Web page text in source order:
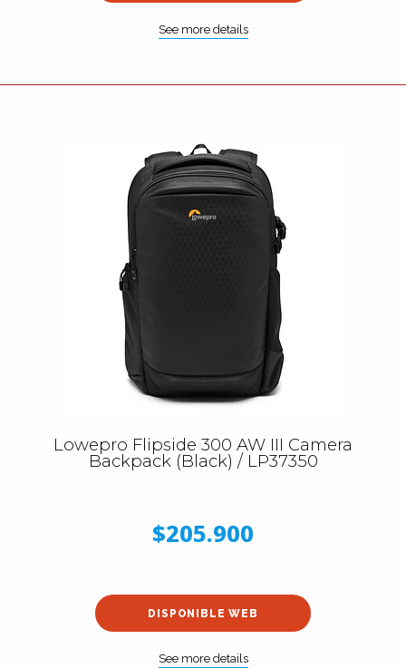
See more details
Lowepro Flipside 300 AW III Camera
Backpack (Black) / LP37350
$205.900
DISPONIBLE WEB
See more details